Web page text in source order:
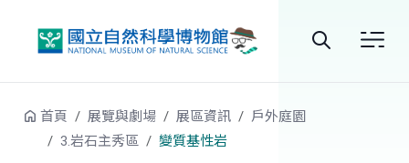
首頁 展覽與劇場 展區資訊
戶外庭園
3.岩石主秀區
變質基性岩